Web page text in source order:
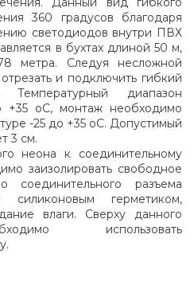
360 градусов благодаря
светодиодов внутри ПВХ
в бухтах длиной 50 м,
метра. Следуя несложной
и подключить гибкий
диапазон
+35 оС, монтаж необходимо
-25 до +35 оС. Допустимый
3 см.
неона к соединительному
заизолировать свободное
соединительного разъема
силиконовым герметиком,
влаги. Сверху данного
использовать